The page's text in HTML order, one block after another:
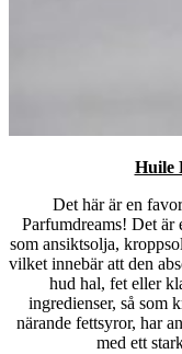
Huile
Det här är en
Parfumdreams! Det
som ansiktsolja,
vilket innebär att den
hud hal, fet eller
ingredienser, så som
närande fettsyror, har
med ett